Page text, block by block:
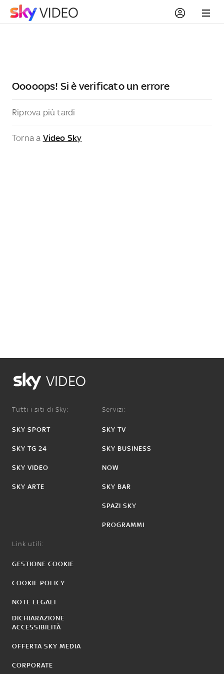
Ooooops! Si è verificato un errore
Riprova più tardi
Torna a Video Sky
VIDEO
Tutti i siti di Sky:
SKY SPORT
SKY TG 24
SKY VIDEO
SKY ARTE
Servizi:
SKY TV
SKY BUSINESS
NOW
SKY BAR
SPAZI SKY
PROGRAMMI
Link utili:
GESTIONE COOKIE
COOKIE POLICY
NOTE LEGALI
DICHIARAZIONE
ACCESSIBILITÀ
OFFERTA SKY MEDIA
CORPORATE